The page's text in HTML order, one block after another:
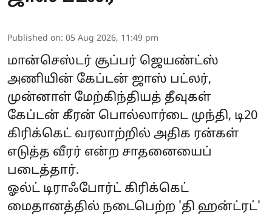
Published on: 05 Aug 2026, 11:49 pm
மான்செஸ்டர் சூப்பர் ஜெயண்ட்ஸ்
அணியின் கேப்டன் ஜாஸ் பட்லர்,
முன்னாள் மேற்கிந்தியத் தீவுகள்
கேப்டன் கீரன் பொல்லார்டை முந்தி, டி20
கிரிக்கெட் வரலாற்றில் அதிக ரன்கள்
எடுத்த வீரர் என்ற சாதனையைப்
படைத்தார்.
ஓல்ட் டிராஃபோர்ட் கிரிக்கெட்
மைதானத்தில் நடைபெற்ற 'தி ஹன்ட்ரட்'